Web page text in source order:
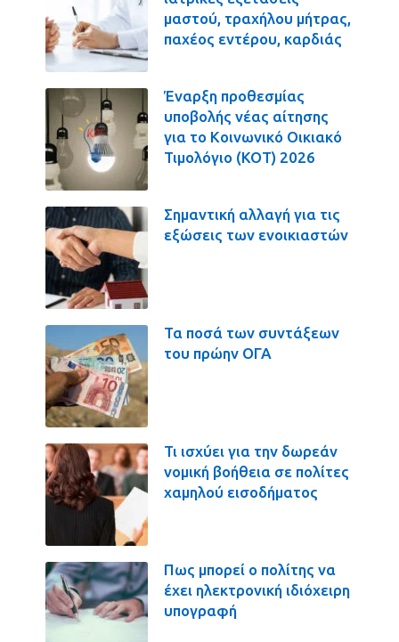
μαστού, τραχήλου μήτρας,
παχέος εντέρου, καρδιάς
Έναρξη προθεσμίας
υποβολής νέας αίτησης
για το Κοινωνικό Οικιακό
Τιμολόγιο (ΚΟΤ) 2026
Σημαντική αλλαγή για τις
εξώσεις των ενοικιαστών
Τα ποσά των συντάξεων
του πρώην ΟΓΑ
Τι ισχύει για την δωρεάν
νομική βοήθεια σε πολίτες
χαμηλού εισοδήματος
Πως μπορεί ο πολίτης να
έχει ηλεκτρονική ιδιόχειρη
υπογραφή